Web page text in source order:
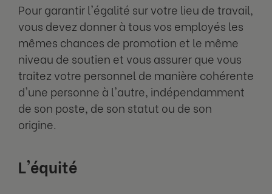
Pour garantir l'égalité sur votre lieu de travail,
vous devez donner à tous vos employés les
mêmes chances de promotion et le même
niveau de soutien et vous assurer que vous
traitez votre personnel de manière cohérente
d'une personne à l'autre, indépendamment
de son poste, de son statut ou de son
origine.
L'équité